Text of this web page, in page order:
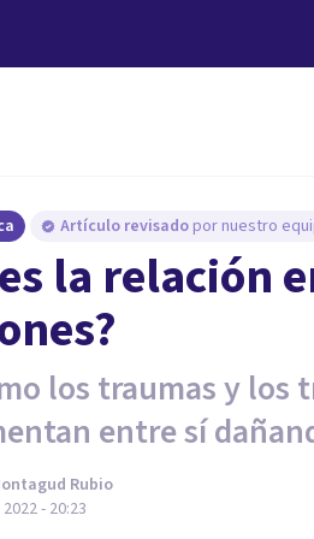
Artículo revisado por nuestro
la relación
los traumas y los
entre sí
Rubio
- 20:23